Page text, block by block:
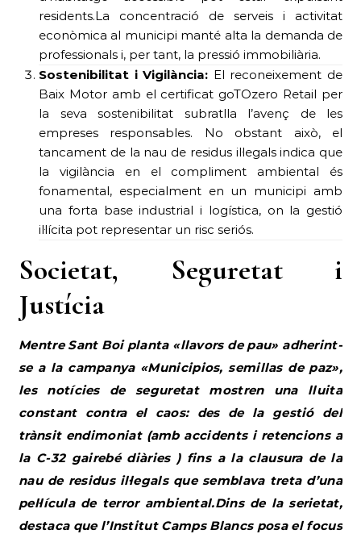
residents.La concentració de serveis i activitat
econòmica al municipi manté alta la demanda de
professionals i, per tant, la pressió immobiliària.
Sostenibilitat i Vigilància: El reconeixement de
Baix Motor amb el certificat goTOzero Retail per
la seva sostenibilitat subratlla l’avenç de les
empreses responsables. No obstant això, el
tancament de la nau de residus il·legals indica que
la vigilància en el compliment ambiental és
fonamental, especialment en un municipi amb
una forta base industrial i logística, on la gestió
il·lícita pot representar un risc seriós.
Societat, Seguretat i
Justícia
Mentre Sant Boi planta «llavors de pau» adherint-
se a la campanya «Municipios, semillas de paz»,
les notícies de seguretat mostren una lluita
constant contra el caos: des de la gestió del
trànsit endimoniat (amb accidents i retencions a
la C-32 gairebé diàries ) fins a la clausura de la
nau de residus il·legals que semblava treta d’una
pel·lícula de terror ambiental.Dins de la serietat,
destaca que l’Institut Camps Blancs posa el focus